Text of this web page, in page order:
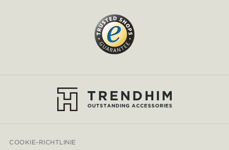
COOKIE-RICHTLINIE